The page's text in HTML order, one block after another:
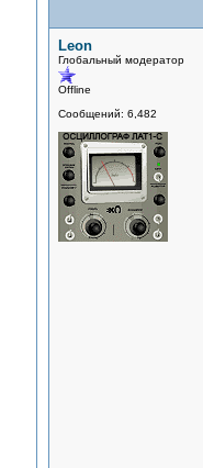
Leon
Глобальный модератор
Offline
Сообщений: 6,482